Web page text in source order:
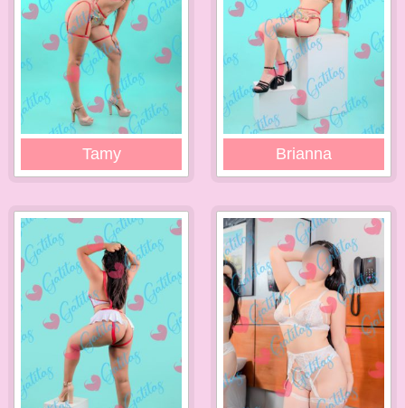
Tamy Brianna